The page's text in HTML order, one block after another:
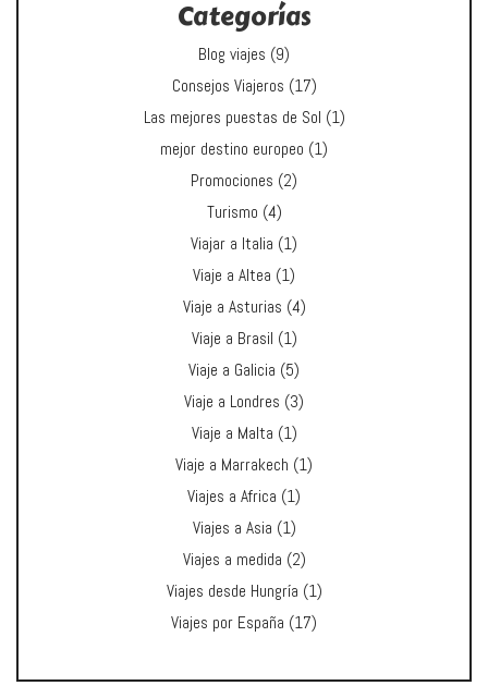
Categorías
Blog viajes (9)
Consejos Viajeros (17)
Las mejores puestas de Sol (1)
mejor destino europeo (1)
Promociones (2)
Turismo (4)
Viajar a Italia (1)
Viaje a Altea (1)
Viaje a Asturias (4)
Viaje a Brasil (1)
Viaje a Galicia (5)
Viaje a Londres (3)
Viaje a Malta (1)
Viaje a Marrakech (1)
Viajes a Africa (1)
Viajes a Asia (1)
Viajes a medida (2)
Viajes desde Hungría (1)
Viajes por España (17)